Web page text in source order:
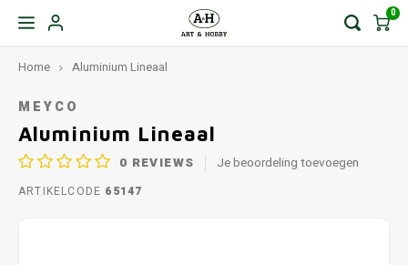
0
Home Aluminium Lineaal
MEYCO
Aluminium Lineaal
0 REVIEWS Je beoordeling toevoegen
ARTIKELCODE 65147